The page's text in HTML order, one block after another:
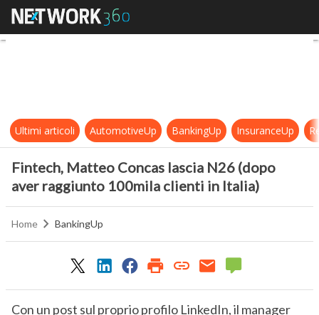
Fintech, Matteo Concas lascia
Ultimi articoli AutomotiveUp BankingUp InsuranceUp
Fintech, Matteo Concas lascia N26 (dopo
aver raggiunto 100mila clienti in Italia)
Home BankingUp
Con un post sul proprio profilo LinkedIn, il manager